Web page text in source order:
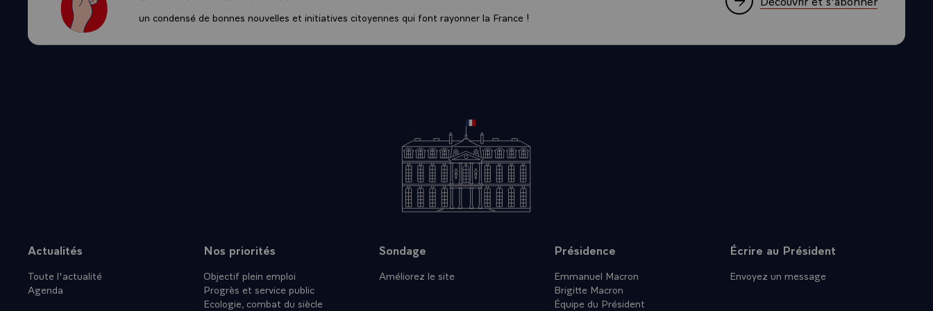
France sera là pour l'accompagner car c'est une nécessité pour le pays.
française de Développement élabore actuellement un projet de développement rural à la frontière
entre le Mali et le Niger, en partenariat avec votre haute autorité à la consolidation de la paix.
Je veux aussi saluer le travail exemplaire qui a été fait par le président ISSOUFOU et son
gouvernement, pour améliorer le climat des affaires, permettre le développement des
investissements internationaux qui est aussi un facteur à la fois de stabilisation et de
remercie le président ISSOUFOU pour son engagement. Des efforts majeurs ont été entrepris
par les autorités nigériennes avec le soutien de l'Union européenne ; une rencontre régionale
s'est tenue à Niamey en mars sur la question de la lutte contre le trafic des migrants, associant
les pays européens et les pays de transit qui étaient présents à Paris le 28 août dernier, mais
aussi les pays d'origine. Le ministre de l'Europe et des Affaires étrangères, Jean-Yves LE DRIAN,
un condensé de bonnes nouvelles et initiatives citoyennes qui font rayonner la France !
Plan du site
Actualités
Toute l'actualité
Agenda
Nos priorités
Objectif plein emploi
Progrès et service public
Ecologie, combat du siècle
Sondage
Améliorez le site
Présidence
Emmanuel Macron
Brigitte Macron
Équipe du Président
Écrire au Président
Envoyez un message